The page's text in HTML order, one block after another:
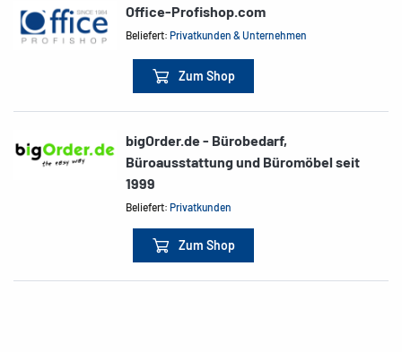
Office-Profishop.com
Beliefert:Privatkunden & Unternehmen
Zum Shop
bigOrder.de - Bürobedarf,
Büroausstattung und Büromöbel seit
1999
Beliefert:Privatkunden
Zum Shop